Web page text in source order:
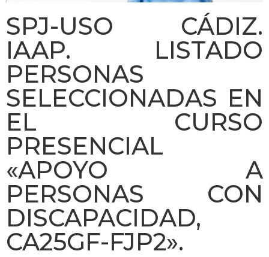
SPJ-USO CÁDIZ.
IAAP. LISTADO
PERSONAS
SELECCIONADAS EN
EL CURSO
PRESENCIAL
«APOYO A
PERSONAS CON
DISCAPACIDAD,
CA25GF-FJP2».